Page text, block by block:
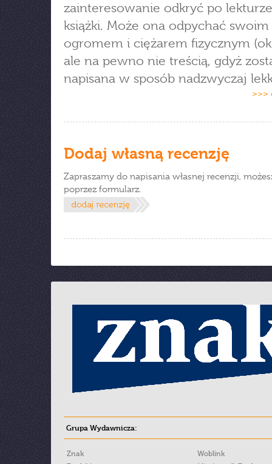
zainteresowanie odkryć po
książki. Może ona odpychać swoim
ogromem i ciężarem fizycznym
ale na pewno nie treścią, gdyż
napisana w sposób nadzwyczaj
>>>
Dodaj własną recenzję
Zapraszamy do napisania własnej recenzji,
poprzez formularz.
Grupa Wydawnicza:
Znak
Woblink